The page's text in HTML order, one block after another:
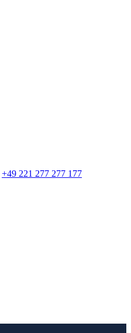
+49 221 277 277 177